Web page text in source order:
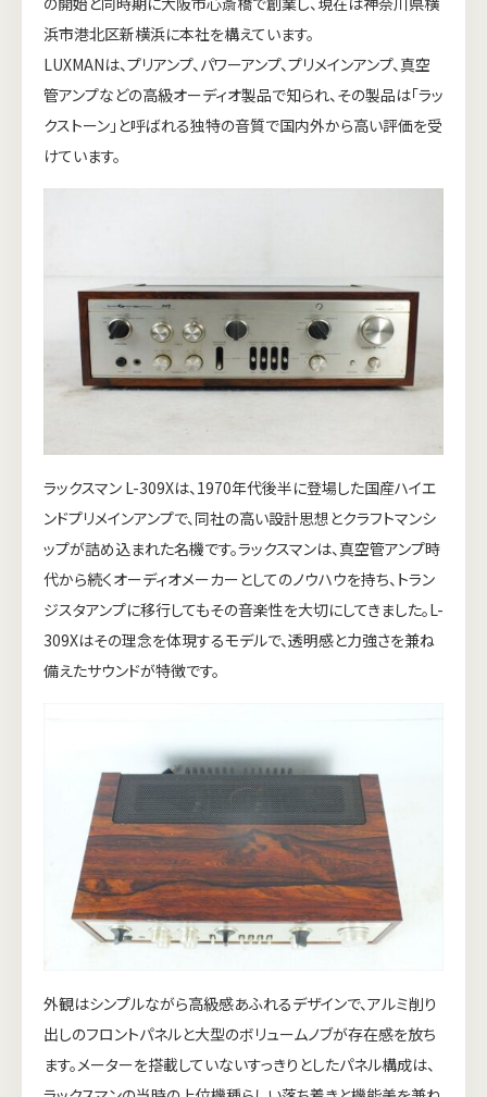
浜市港北区新横浜に本社を構えています。
LUXMANは、プリアンプ、パワーアンプ、プリメインアンプ、真空
管アンプなどの高級オーディオ製品で知られ、その製品は「ラッ
クストーン」と呼ばれる独特の音質で国内外から高い評価を受
けています。
ラックスマン L-309Xは、1970年代後半に登場した国産ハイエ
ンドプリメインアンプで、同社の高い設計思想とクラフトマンシ
ップが詰め込まれた名機です。ラックスマンは、真空管アンプ時
代から続くオーディオメーカーとしてのノウハウを持ち、トラン
ジスタアンプに移行してもその音楽性を大切にしてきました。L-
309Xはその理念を体現するモデルで、透明感と力強さを兼ね
備えたサウンドが特徴です。
外観はシンプルながら高級感あふれるデザインで、アルミ削り
出しのフロントパネルと大型のボリュームノブが存在感を放ち
ます。メーターを搭載していないすっきりとしたパネル構成は、